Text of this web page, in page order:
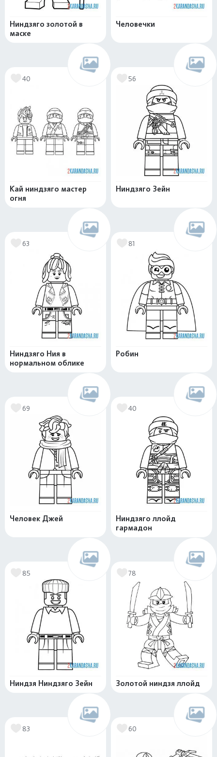
Ниндзяго золотой в
маске
Человечки
40
Кай ниндзяго мастер
огня
56
Ниндзяго Зейн
63
Ниндзяго Ния в
нормальном облике
81
Робин
69
Человек Джей
40
Ниндзяго ллойд
гармадон
85
Ниндзя Ниндзяго Зейн
78
Золотой ниндзя ллойд
83 60